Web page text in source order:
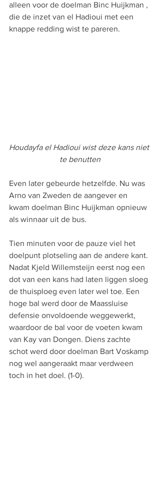
alleen voor de doelman Binc Huijkman ,
die de inzet van el Hadioui met een
knappe redding wist te pareren.
Houdayfa el Hadioui wist deze kans niet
te benutten
Even later gebeurde hetzelfde. Nu was
Arno van Zweden de aangever en
kwam doelman Binc Huijkman opnieuw
als winnaar uit de bus.
Tien minuten voor de pauze viel het
doelpunt plotseling aan de andere kant.
Nadat Kjeld Willemsteijn eerst nog een
dot van een kans had laten liggen sloeg
de thuisploeg even later wel toe. Een
hoge bal werd door de Maassluise
defensie onvoldoende weggewerkt,
waardoor de bal voor de voeten kwam
van Kay van Dongen. Diens zachte
schot werd door doelman Bart Voskamp
nog wel aangeraakt maar verdween
toch in het doel. (1-0).